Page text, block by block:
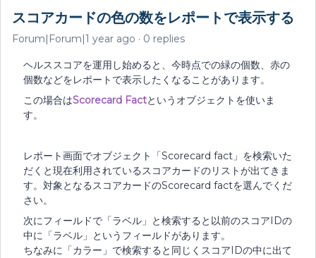
スコアカードの色の数をレポートで表示する
Forum|Forum|1 year ago 0 replies
ヘルススコアを運用し始めると、今時点での緑の個数、赤の
個数などをレポートで表示したくなることがあります。
この場合はScorecard Factというオブジェクトを使いま
す。
レポート画面でオブジェクト「Scorecard fact」を検索いた
だくと現在利用されているスコアカードのリストが出てきま
す。対象となるスコアカードのScorecard factを選んでくだ
さい。
次にフィールドで「ラベル」と検索すると以前のスコアIDの
中に「ラベル」というフィールドがあります。
ちなみに「カラー」で検索すると同じくスコアIDの中に出て